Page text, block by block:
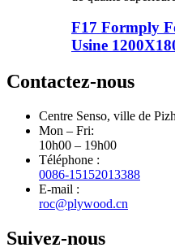
F17 Formply
Usine
Contactez-nous
Centre Senso, ville de
Mon – Fri:
10h00 – 19h00
Téléphone :
0086-15152013388
E-mail :
roc@plywood.cn
Suivez-nous